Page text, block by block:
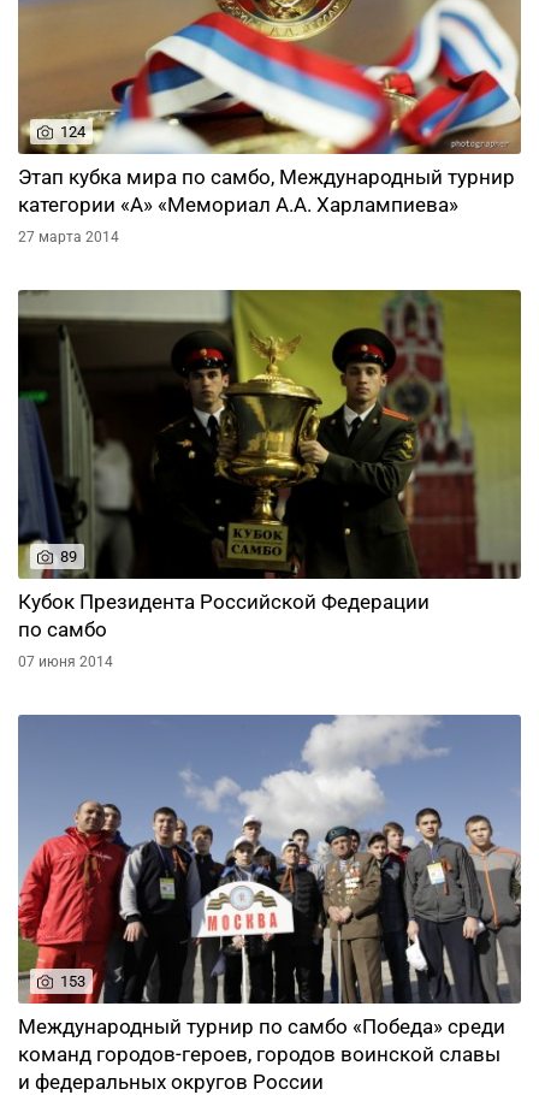
124
Этап кубка мира по самбо, Международный турнир
категории «А» «Мемориал А.А. Харлампиева»
27 марта 2014
89
Кубок Президента Российской Федерации
по самбо
07 июня 2014
153
Международный турнир по самбо «Победа» среди
команд городов-героев, городов воинской славы
и федеральных округов России